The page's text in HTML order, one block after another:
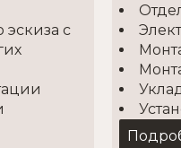
эскиза с